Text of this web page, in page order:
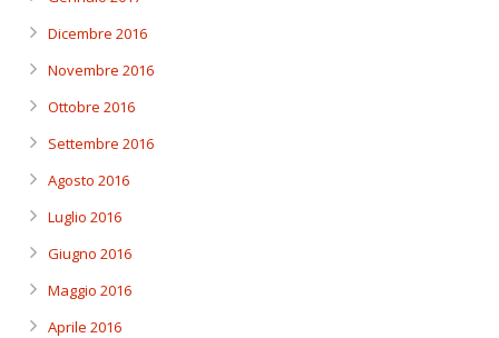
Dicembre 2016
Novembre 2016
Ottobre 2016
Settembre 2016
Agosto 2016
Luglio 2016
Giugno 2016
Maggio 2016
Aprile 2016